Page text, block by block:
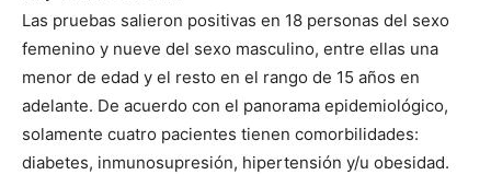
Las pruebas salieron positivas en 18 personas del sexo
femenino y nueve del sexo masculino, entre ellas una
menor de edad y el resto en el rango de 15 años en
adelante. De acuerdo con el panorama epidemiológico,
solamente cuatro pacientes tienen comorbilidades:
diabetes, inmunosupresión, hipertensión y/u obesidad.